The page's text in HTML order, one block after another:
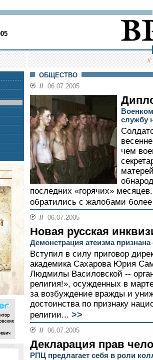
//
ОБЩЕСТВО
// 06.07.2005
службу
чем
последних «горячих»
обратились с жалобами
// 06.07.2005
Новая русская
Демонстрация атеизма
Вступил в силу приговор
академика Сахарова Юрия
Людмилы Василовской --
религия!», осужденных в
за возбуждение вражды и
достоинства по признаку
религии... >>
// 06.07.2005
Декларация прав
РПЦ предлагает себя в роли